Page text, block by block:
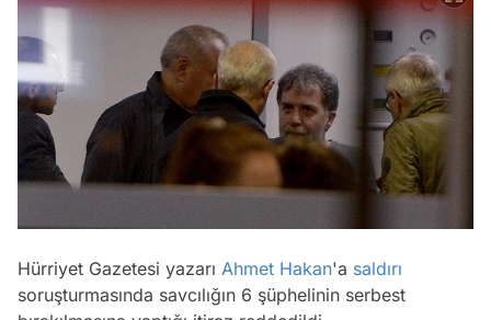
Hürriyet Gazetesi yazarı Ahmet Hakan'a saldırı
soruşturmasında savcılığın 6 şüphelinin serbest